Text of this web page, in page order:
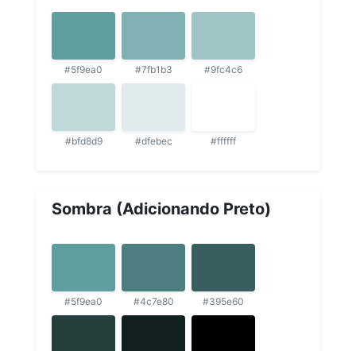
#5f9ea0 #7fb1b3 #9fc4c6
#bfd8d9 #dfebec #ffffff
Sombra (Adicionando Preto)
#5f9ea0 #4c7e80 #395e60